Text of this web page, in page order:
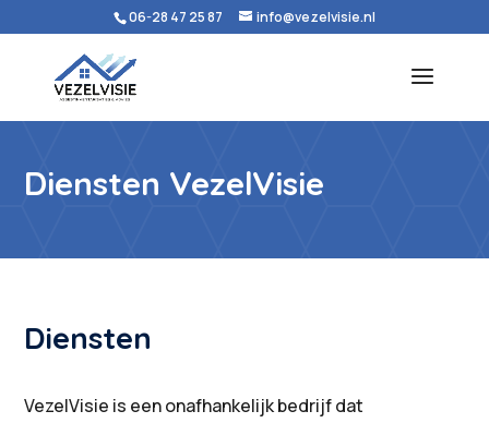
06-28 47 25 87 info@vezelvisie.nl
Diensten VezelVisie
Diensten
VezelVisie is een onafhankelijk bedrijf dat